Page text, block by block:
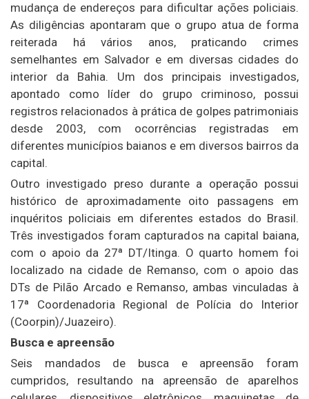
mudança de endereços para dificultar ações policiais.
As diligências apontaram que o grupo atua de forma
reiterada há vários anos, praticando crimes
semelhantes em Salvador e em diversas cidades do
interior da Bahia. Um dos principais investigados,
apontado como líder do grupo criminoso, possui
registros relacionados à prática de golpes patrimoniais
desde 2003, com ocorrências registradas em
diferentes municípios baianos e em diversos bairros da
capital.
Outro investigado preso durante a operação possui
histórico de aproximadamente oito passagens em
inquéritos policiais em diferentes estados do Brasil.
Três investigados foram capturados na capital baiana,
com o apoio da 27ª DT/Itinga. O quarto homem foi
localizado na cidade de Remanso, com o apoio das
DTs de Pilão Arcado e Remanso, ambas vinculadas à
17ª Coordenadoria Regional de Polícia do Interior
(Coorpin)/Juazeiro).
Busca e apreensão
Seis mandados de busca e apreensão foram
cumpridos, resultando na apreensão de aparelhos